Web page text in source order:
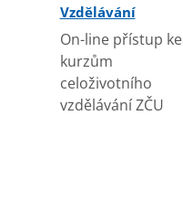
Vzdělávání
On-line přístup ke
kurzům
celoživotního
vzdělávání ZČU